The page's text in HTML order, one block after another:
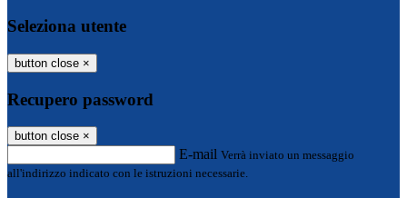
Seleziona utente
button close ×
Recupero password
button close ×
E-mail Verrà inviato un messaggio
all'indirizzo indicato con le istruzioni necessarie.